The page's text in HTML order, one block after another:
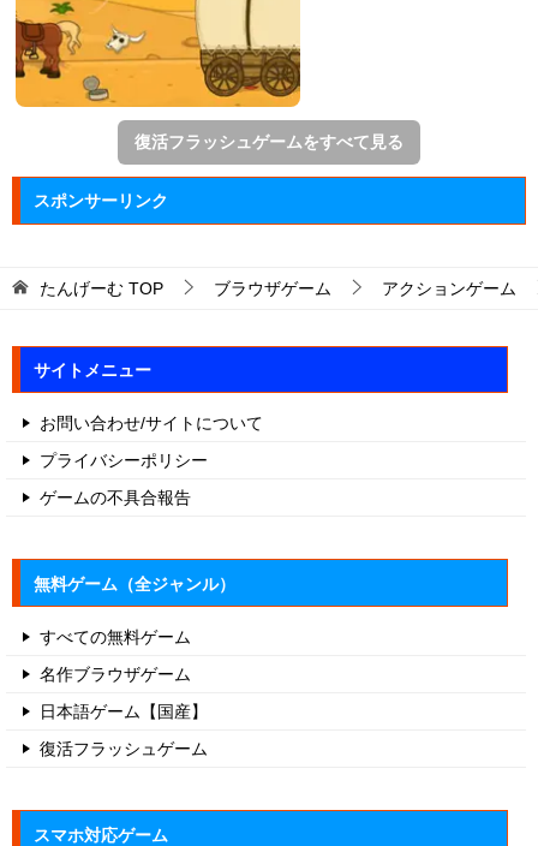
復活フラッシュゲームをすべて見る
スポンサーリンク
たんげーむ TOP ブラウザゲーム アクションゲーム
サイトメニュー
お問い合わせ/サイトについて
プライバシーポリシー
ゲームの不具合報告
無料ゲーム（全ジャンル）
すべての無料ゲーム
名作ブラウザゲーム
日本語ゲーム【国産】
復活フラッシュゲーム
スマホ対応ゲーム